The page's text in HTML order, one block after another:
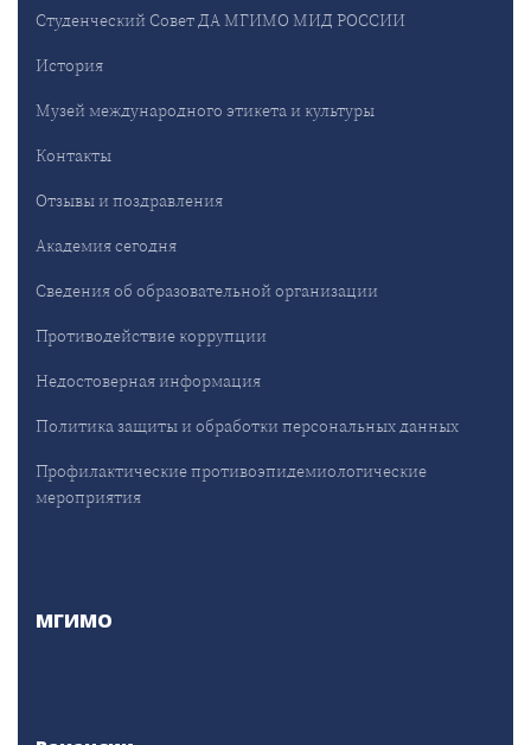
Студенческий Совет ДА МГИМО МИД РОССИИ
История
Музей международного этикета и культуры
Контакты
Отзывы и поздравления
Академия сегодня
Сведения об образовательной организации
Противодействие коррупции
Недостоверная информация
Политика защиты и обработки персональных данных
Профилактические противоэпидемиологические
мероприятия
МГИМО